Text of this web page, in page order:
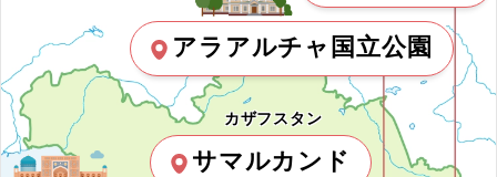
サマルカンド
アラアルチャ国立公園
カザフスタン